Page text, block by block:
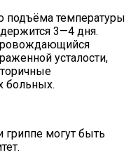
подъёма температуры
3—4 дня.
усталости,
больных.
могут быть